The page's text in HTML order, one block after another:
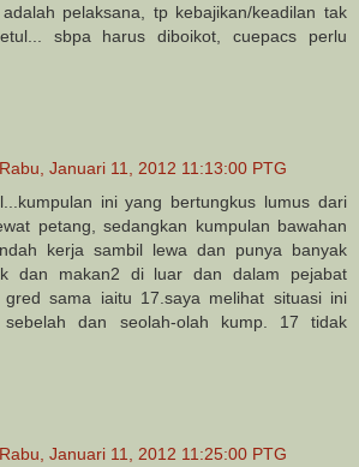
pelaksana, tp kebajikan/keadilan tak
sbpa harus diboikot, cuepacs perlu
Rabu, Januari 11, 2012 11:13:00 PTG
ini yang bertungkus lumus dari
petang, sedangkan kumpulan bawahan
kerja sambil lewa dan punya banyak
dan makan2 di luar dan dalam pejabat
gred sama iaitu 17.saya melihat situasi ini
dan seolah-olah kump. 17 tidak
Rabu, Januari 11, 2012 11:25:00 PTG